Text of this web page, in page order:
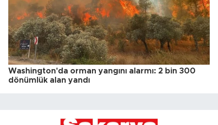
Washington'da orman yangını alarmı: 2 bin 300
dönümlük alan yandı